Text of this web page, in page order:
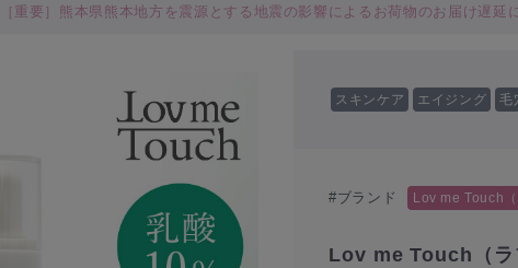
［重要］熊本県熊本地方を震源とする地震の影響によるお荷物のお届け遅延
スキンケア エイジング 毛
#ブランド Lov me Touch（
Lov me Touch（ラ